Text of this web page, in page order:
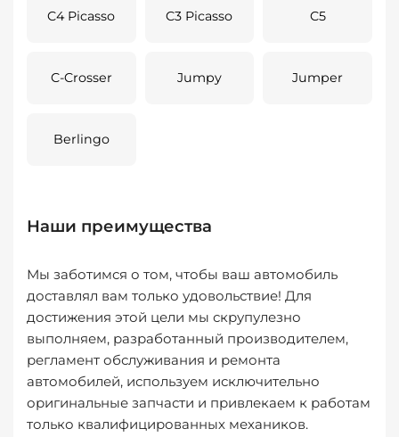
C4 Picasso C3 Picasso C5
C-Crosser Jumpy Jumper
Berlingo
Наши преимущества
Мы заботимся о том, чтобы ваш автомобиль
доставлял вам только удовольствие! Для
достижения этой цели мы скрупулезно
выполняем, разработанный производителем,
регламент обслуживания и ремонта
автомобилей, используем исключительно
оригинальные запчасти и привлекаем к работам
только квалифицированных механиков.